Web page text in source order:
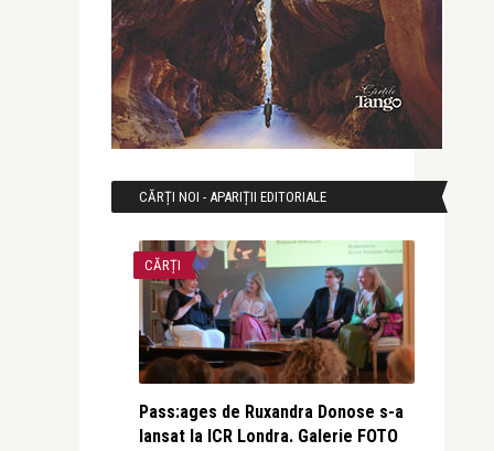
CĂRȚI NOI - APARIȚII EDITORIALE
CĂRȚI
Pass:ages de Ruxandra Donose s-a
lansat la ICR Londra. Galerie FOTO